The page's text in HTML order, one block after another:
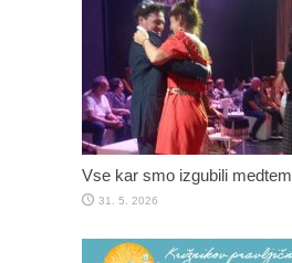
Vse kar smo izgubili
31. 5. 2026